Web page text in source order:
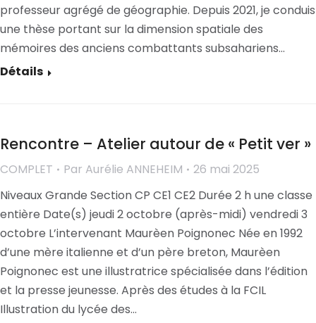
professeur agrégé de géographie. Depuis 2021, je conduis
une thèse portant sur la dimension spatiale des
mémoires des anciens combattants subsahariens…
Détails
Rencontre – Atelier autour de « Petit ver »
COMPLET Par Aurélie ANNEHEIM
26 mai 2025
Niveaux Grande Section CP CE1 CE2 Durée 2 h une classe
entière Date(s) jeudi 2 octobre (après-midi) vendredi 3
octobre L’intervenant Maurèen Poignonec Née en 1992
d’une mère italienne et d’un père breton, Maurèen
Poignonec est une illustratrice spécialisée dans l’édition
et la presse jeunesse. Après des études à la FCIL
Illustration du lycée des…